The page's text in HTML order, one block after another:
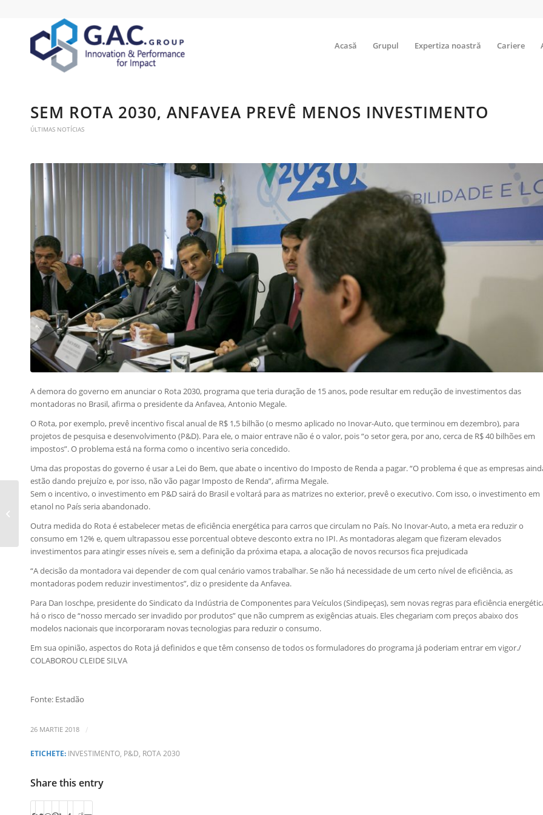
Acasă Grupul Expertiza noastră Cariere
SEM ROTA 2030, ANFAVEA PREVÊ MENOS INVESTIMENTO
ÚLTIMAS NOTÍCIAS
A demora do governo em anunciar o Rota 2030, programa que teria duração de 15 anos, pode resultar em redução de investimentos das
montadoras no Brasil, afirma o presidente da Anfavea, Antonio Megale.
O Rota, por exemplo, prevê incentivo fiscal anual de R$ 1,5 bilhão (o mesmo aplicado no Inovar-Auto, que terminou em dezembro), para
projetos de pesquisa e desenvolvimento (P&D). Para ele, o maior entrave não é o valor, pois “o setor gera, por ano, cerca de R$ 40 bilhões em
impostos”. O problema está na forma como o incentivo seria concedido.
Uma das propostas do governo é usar a Lei do Bem, que abate o incentivo do Imposto de Renda a pagar. “O problema é que as empresas
estão dando prejuízo e, por isso, não vão pagar Imposto de Renda”, afirma Megale.
Sem o incentivo, o investimento em P&D sairá do Brasil e voltará para as matrizes no exterior, prevê o executivo. Com isso, o investimento em
etanol no País seria abandonado.
Outra medida do Rota é estabelecer metas de eficiência energética para carros que circulam no País. No Inovar-Auto, a meta era reduzir o
consumo em 12% e, quem ultrapassou esse porcentual obteve desconto extra no IPI. As montadoras alegam que fizeram elevados
investimentos para atingir esses níveis e, sem a definição da próxima etapa, a alocação de novos recursos fica prejudicada
“A decisão da montadora vai depender de com qual cenário vamos trabalhar. Se não há necessidade de um certo nível de eficiência, as
montadoras podem reduzir investimentos”, diz o presidente da Anfavea.
Para Dan Ioschpe, presidente do Sindicato da Indústria de Componentes para Veículos (Sindipeças), sem novas regras para eficiência
há o risco de “nosso mercado ser invadido por produtos” que não cumprem as exigências atuais. Eles chegariam com preços abaixo dos
modelos nacionais que incorporaram novas tecnologias para reduzir o consumo.
Em sua opinião, aspectos do Rota já definidos e que têm consenso de todos os formuladores do programa já poderiam entrar em vigor./
COLABOROU CLEIDE SILVA
Fonte: Estadão
26 MARTIE 2018 /
ETICHETE: INVESTIMENTO, P&D, ROTA 2030
Share this entry
Marco legal da
inovação estreita
relação entre
instituições científicas...